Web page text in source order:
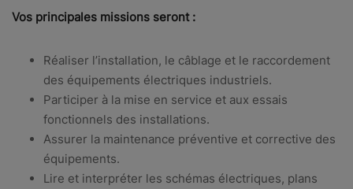
Vos principales missions seront :
Réaliser l’installation, le câblage et le raccordement
des équipements électriques industriels.
Participer à la mise en service et aux essais
fonctionnels des installations.
Assurer la maintenance préventive et corrective des
équipements.
Lire et interpréter les schémas électriques, plans